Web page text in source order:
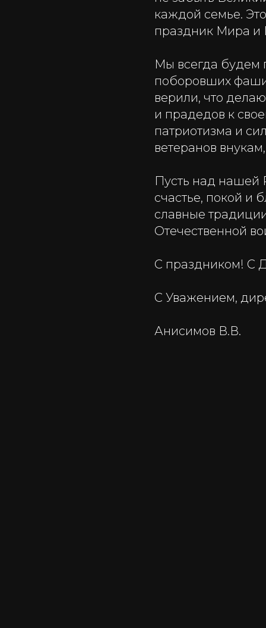
каждой семье.
праздник Мира и
Мы всегда будем
поборовших
верили, что
и прадедов к
патриотизма и
ветеранов
Пусть над нашей
счастье, покой и
славные
Отечественной
С праздником! С
С Уважением,
Анисимов В.В.